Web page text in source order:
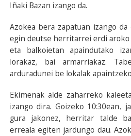
Iñaki Bazan izango da.
Azokea bera zapatuan izango
egin deutse herritarrei erdi
eta balkoietan apaindutako
lorakaz, bai armarriakaz.
arduradunei be lokalak
Ekimenak alde zaharreko
izango dira. Goizeko 10:30ean,
gura jakonez, herritar talde
erreala egiten jardungo dau.